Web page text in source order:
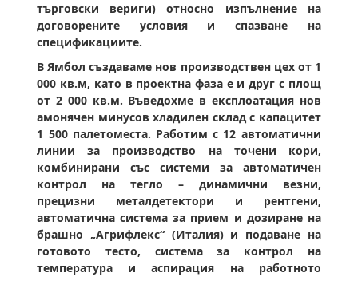
търговски вериги) относно изпълнение на
договорените условия и спазване на
спецификациите.
В Ямбол създаваме нов производствен цех от 1
000 кв.м, като в проектна фаза е и друг с площ
от 2 000 кв.м. Въведохме в експлоатация нов
амонячен минусов хладилен склад с капацитет
1 500 палетоместа. Работим с 12 автоматични
линии за производство на точени кори,
комбинирани със системи за автоматичен
контрол на тегло – динамични везни,
прецизни металдетектори и рентгени,
автоматична система за прием и дозиране на
брашно „Агрифлекс“ (Италия) и подаване на
готовото тесто, система за контрол на
температура и аспирация на работното